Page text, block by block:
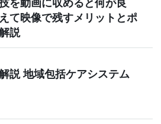
て映像で残すメリットとポ
説
説 地域包括ケアシステム